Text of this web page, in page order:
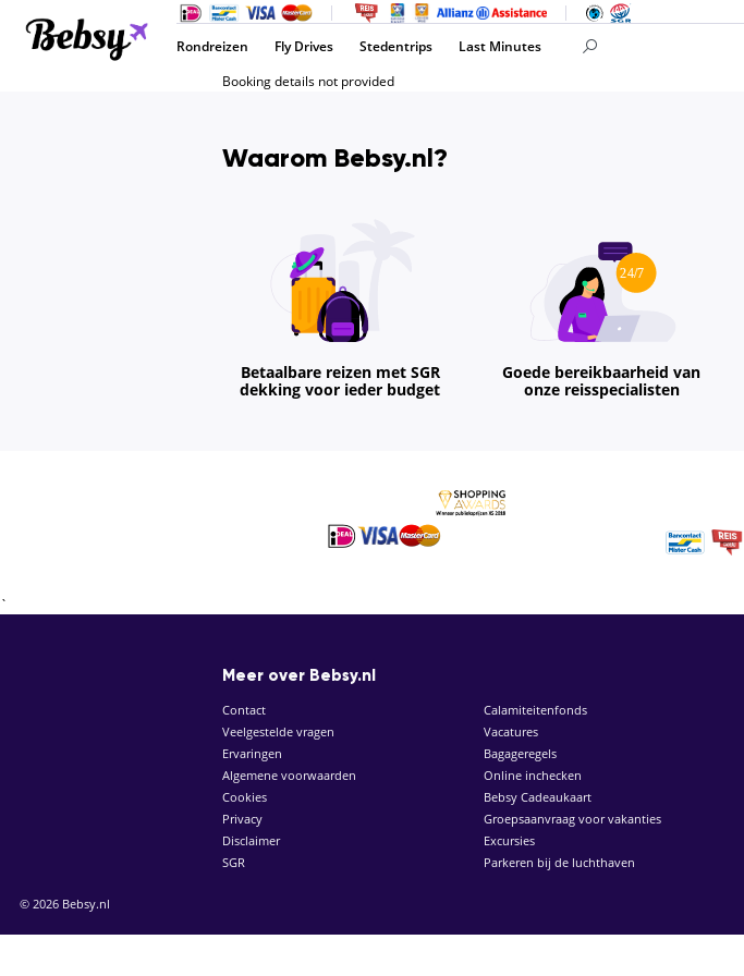
Rondreizen Fly Drives Stedentrips
Last Minutes
Booking details not provided
Waarom Bebsy.nl?
Betaalbare reizen met SGR
dekking voor ieder budget
Goede bereikbaarheid van
onze reisspecialisten
`
Meer over Bebsy.nl
Contact
Veelgestelde vragen
Ervaringen
Algemene voorwaarden
Cookies
Privacy
Disclaimer
SGR
Calamiteitenfonds
Vacatures
Bagageregels
Online inchecken
Bebsy Cadeaukaart
Groepsaanvraag voor vakanties
Excursies
Parkeren bij de luchthaven
© 2026 Bebsy.nl